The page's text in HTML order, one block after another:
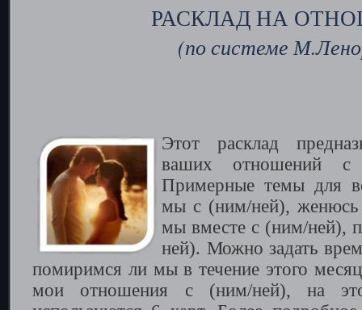
РАСКЛАД НА
(по системе
Этот расклад
ваших отношений с
Примерные темы для
мы с (ним/ней),
мы вместе с (ним/ней),
ней). Можно задать
помиримся ли мы в течение этого
мои отношения с (ним/ней), на